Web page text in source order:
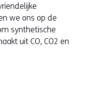
we ons op de
synthetische
uit CO, CO2 en